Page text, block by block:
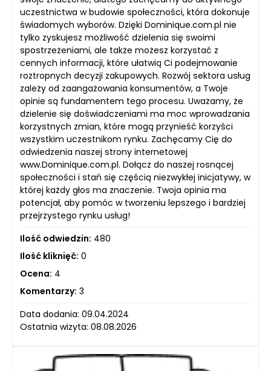
uczestnictwa w budowie społeczności, która dokonuje
świadomych wyborów. Dzięki Dominique.com.pl nie
tylko zyskujesz możliwość dzielenia się swoimi
spostrzeżeniami, ale także możesz korzystać z
cennych informacji, które ułatwią Ci podejmowanie
roztropnych decyzji zakupowych. Rozwój sektora usług
zależy od zaangażowania konsumentów, a Twoje
opinie są fundamentem tego procesu. Uważamy, że
dzielenie się doświadczeniami ma moc wprowadzania
korzystnych zmian, które mogą przynieść korzyści
wszystkim uczestnikom rynku. Zachęcamy Cię do
odwiedzenia naszej strony internetowej
www.Dominique.com.pl. Dołącz do naszej rosnącej
społeczności i stań się częścią niezwykłej inicjatywy, w
której każdy głos ma znaczenie. Twoja opinia ma
potencjał, aby pomóc w tworzeniu lepszego i bardziej
przejrzystego rynku usług!
Ilość odwiedzin: 480
Ilość kliknięć: 0
Ocena: 4
Komentarzy: 3
Data dodania: 09.04.2024
Ostatnia wizyta: 08.08.2026